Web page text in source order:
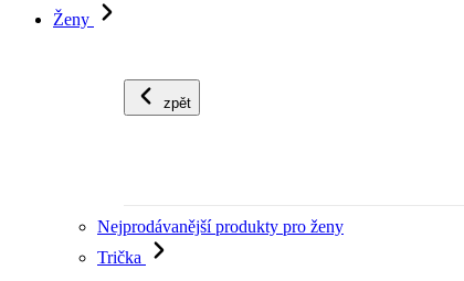
Ženy
zpět
Nejprodávanější produkty pro ženy
Trička